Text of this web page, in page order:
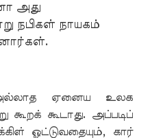
அது
நபிகள் நாயகம்
ஏனைய உலக
கூடாது. அப்படிப்
ஓட்டுவதையும், கார்